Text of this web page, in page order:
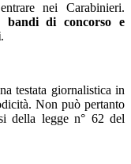
nei Carabinieri.
bandi di concorso e
.
testata giornalistica in
Non può pertanto
della legge n° 62 del